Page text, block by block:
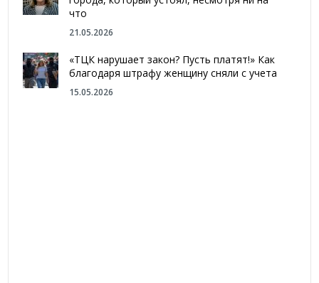
что
21.05.2026
«ТЦК нарушает закон? Пусть платят!» Как
благодаря штрафу женщину сняли с учета
15.05.2026